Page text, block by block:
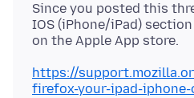
Since you posted this
IOS (iPhone/iPad)
https://
firefox-your-ipad-iphone-